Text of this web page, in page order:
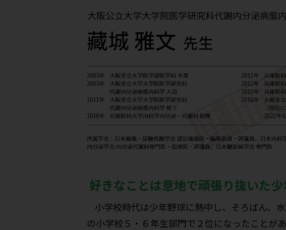
好きなことは意地で頑張り抜いた
小学校時代は少年野球に熱中し、そろばん、
の小学校５・６年生部門で２位になったことが